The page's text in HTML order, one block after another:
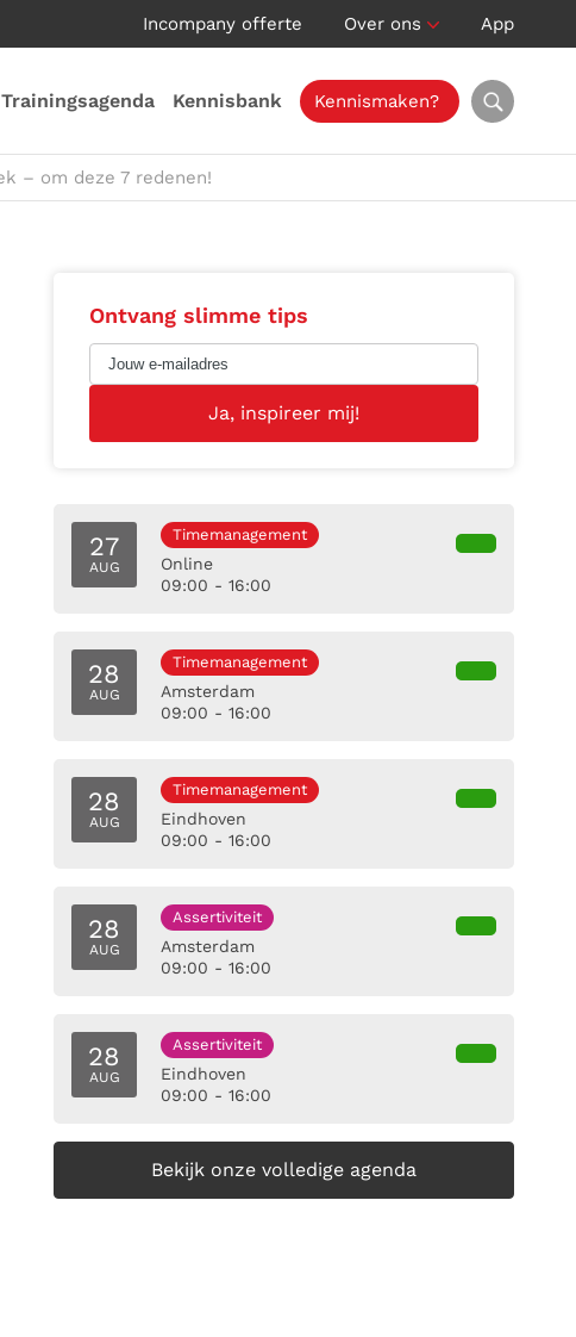
Incompany offerte Over ons App
Trainingsagenda Kennisbank Kennismaken?
– om deze 7 redenen!
Ontvang slimme tips
27
AUG
Timemanagement
Online
09:00 - 16:00
28
AUG
Timemanagement
Amsterdam
09:00 - 16:00
28
AUG
Timemanagement
Eindhoven
09:00 - 16:00
28
AUG
Assertiviteit
Amsterdam
09:00 - 16:00
28
AUG
Assertiviteit
Eindhoven
09:00 - 16:00
Bekijk onze volledige agenda